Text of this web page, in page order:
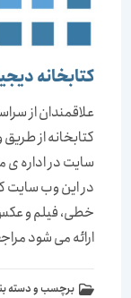
کتابخانه
علاقمندان از
کتابخانه از
سایت در اداره ی
در این وب ‌سایت
خطی، ‌فیلم و عكس
ارائه می ‌شود
برچسب و دسته بندی